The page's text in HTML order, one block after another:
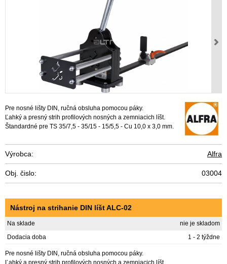
Pre nosné lišty DIN, ručná obsluha pomocou páky.
Ľahký a presný strih profilových nosných a zemniacich líšt.
Štandardné pre TS 35/7,5 - 35/15 - 15/5,5 - Cu 10,0 x 3,0 mm.
Výrobca: Alfra
Obj. čislo: 03004
Nástroj na strihanie DIN líšt ALC-02
Na sklade
nie je skladom
Dodacia doba
1 - 2 týždne
Pre nosné lišty DIN, ručná obsluha pomocou páky.
Ľahký a presný strih profilových nosných a zemniacich líšt.